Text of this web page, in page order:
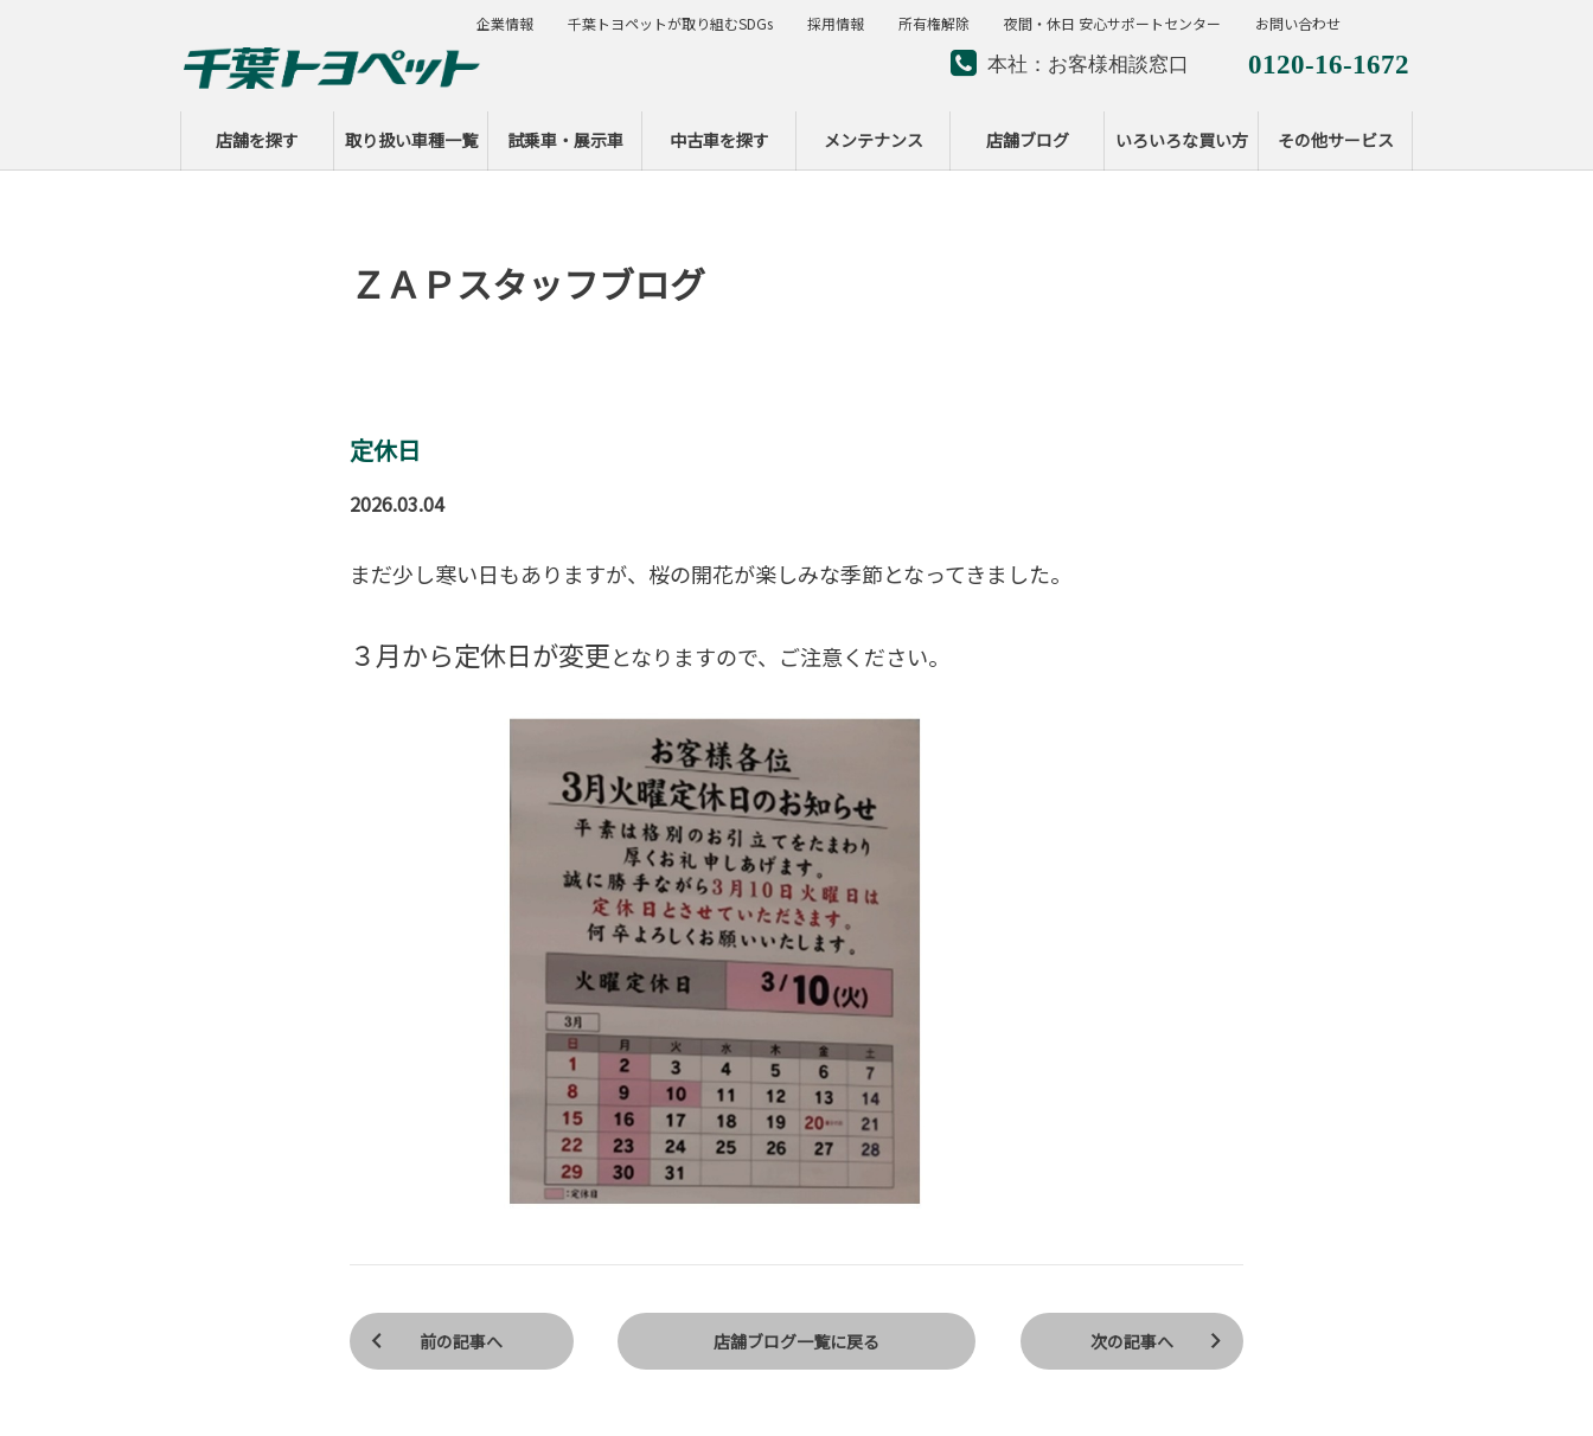
本社：お客様相談窓口 0120-16-1672
ー
店舗を探す 取り扱い車種一覧 試乗車・展示車 中古車を探す メンテナンス 店舗ブログ いろいろな買い方 その他サービス
企業情報 千葉トヨペットが取り組むSDGs 採用情報 所有権解除 夜間・休日 安心サポートセンター お問い合わせ
ＺＡＰスタッフブログ
定休日
2026.03.04
まだ少し寒い日もありますが、桜の開花が楽しみな季節となってきました。
３月から定休日が変更となりますので、ご注意ください。
前の記事へ 店舗ブログ一覧に戻る 次の記事へ